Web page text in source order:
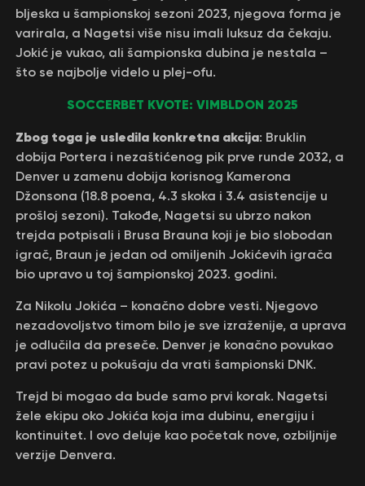
bljeska u šampionskoj sezoni 2023, njegova forma je
varirala, a Nagetsi više nisu imali luksuz da čekaju.
Jokić je vukao, ali šampionska dubina je nestala –
što se najbolje videlo u plej-ofu.
SOCCERBET KVOTE: VIMBLDON 2025
Zbog toga je usledila konkretna akcija: Bruklin
dobija Portera i nezaštićenog pik prve runde 2032, a
Denver u zamenu dobija korisnog Kamerona
Džonsona (18.8 poena, 4.3 skoka i 3.4 asistencije u
prošloj sezoni). Takođe, Nagetsi su ubrzo nakon
trejda potpisali i Brusa Brauna koji je bio slobodan
igrač, Braun je jedan od omiljenih Jokićevih igrača
bio upravo u toj šampionskoj 2023. godini.
Za Nikolu Jokića – konačno dobre vesti. Njegovo
nezadovoljstvo timom bilo je sve izraženije, a uprava
je odlučila da preseče. Denver je konačno povukao
pravi potez u pokušaju da vrati šampionski DNK.
Trejd bi mogao da bude samo prvi korak. Nagetsi
žele ekipu oko Jokića koja ima dubinu, energiju i
kontinuitet. I ovo deluje kao početak nove, ozbiljnije
verzije Denvera.